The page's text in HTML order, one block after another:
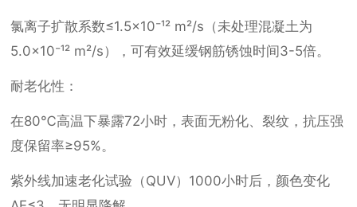
氯离子扩散系数≤1.5×10⁻¹² m²/s（未处理混凝土为
5.0×10⁻¹² m²/s），可有效延缓钢筋锈蚀时间3-5倍。
耐老化性：
在80℃高温下暴露72小时，表面无粉化、裂纹，抗压强
度保留率≥95%。
紫外线加速老化试验（QUV）1000小时后，颜色变化